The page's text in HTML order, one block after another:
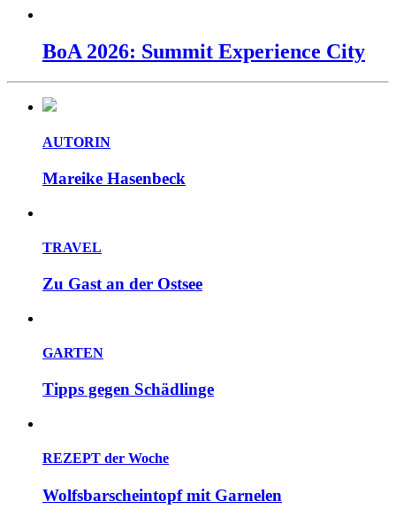
BoA 2026: Summit Experience City
AUTORIN
Mareike Hasenbeck
TRAVEL
Zu Gast an der Ostsee
GARTEN
Tipps gegen Schädlinge
REZEPT der Woche
Wolfsbarscheintopf mit Garnelen